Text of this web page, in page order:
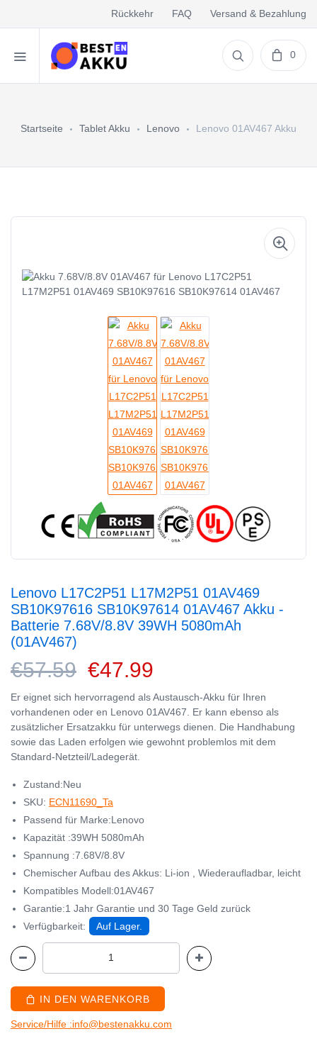
Rückkehr FAQ Versand & Bezahlung
0
Startseite Tablet Akku Lenovo Lenovo 01AV467 Akku
Lenovo L17C2P51 L17M2P51 01AV469
SB10K97616 SB10K97614 01AV467 Akku -
Batterie 7.68V/8.8V 39WH 5080mAh
(01AV467)
€57.59 €47.99
Er eignet sich hervorragend als Austausch-Akku für Ihren
vorhandenen oder en Lenovo 01AV467. Er kann ebenso als
zusätzlicher Ersatzakku für unterwegs dienen. Die Handhabung
sowie das Laden erfolgen wie gewohnt problemlos mit dem
Standard-Netzteil/Ladegerät.
Zustand:Neu
SKU: ECN11690_Ta
Passend für Marke:Lenovo
Kapazität :39WH 5080mAh
Spannung :7.68V/8.8V
Chemischer Aufbau des Akkus: Li-ion , Wiederaufladbar, leicht
Kompatibles Modell:01AV467
Garantie:1 Jahr Garantie und 30 Tage Geld zurück
Verfügbarkeit:
Auf Lager.
IN DEN WARENKORB
Service/Hilfe :info@bestenakku.com